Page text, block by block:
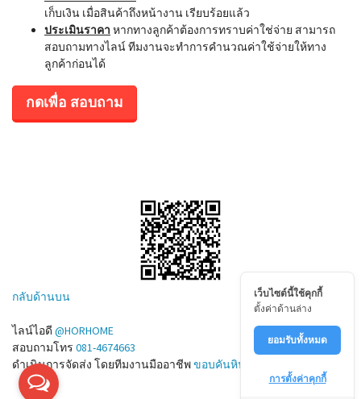
เก็บเงิน เมื่อสินค้าถึงหน้างาน เรียบร้อยแล้ว
ประเมินราคา หากทางลูกค้าต้องการทราบค่าใช่จ่าย สามารถ
สอบถามทางไลน์ ทีมงานจะทำการคำนวณค่าใช้จ่ายให้ทาง
ลูกค้าก่อนได้
กดเพื่อ สอบถาม
กลับด้านบน
ไลน์ไอดี @HORHOME
สอบถามโทร 081-4674663
ดำเนินการจัดส่ง โดยทีมงานมืออาชีพขอบคันหิน.com
เว็บไซต์นี้ใช้คุกกี้
ตั้งค่าด้านล่าง
ยอมรับทั้งหมด
การตั้งค่าคุกกี้